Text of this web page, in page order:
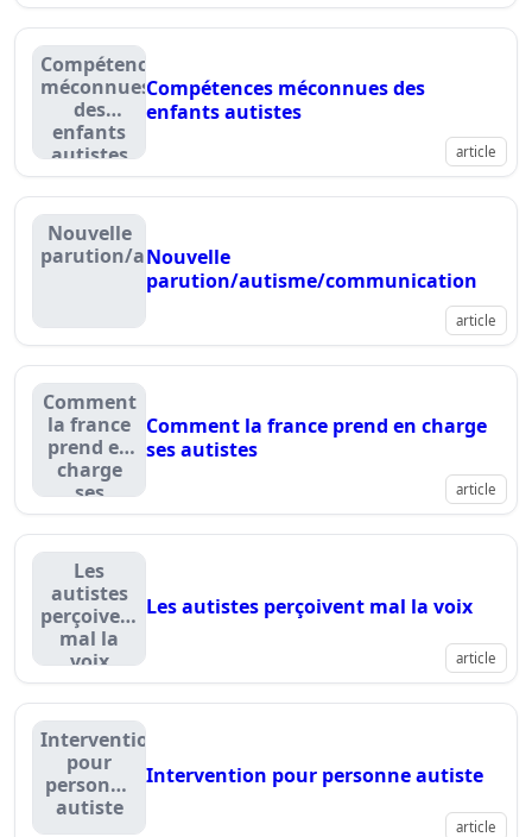
Compétences
méconnues
des
enfants
autistes
Compétences méconnues des
enfants autistes
article
Nouvelle
parution/autisme/communication
Nouvelle
parution/autisme/communication
article
Comment
la france
prend en
charge
ses
autistes
Comment la france prend en charge
ses autistes
article
Les
autistes
perçoivent
mal la
voix
Les autistes perçoivent mal la voix
article
Intervention
pour
personne
autiste
Intervention pour personne autiste
article